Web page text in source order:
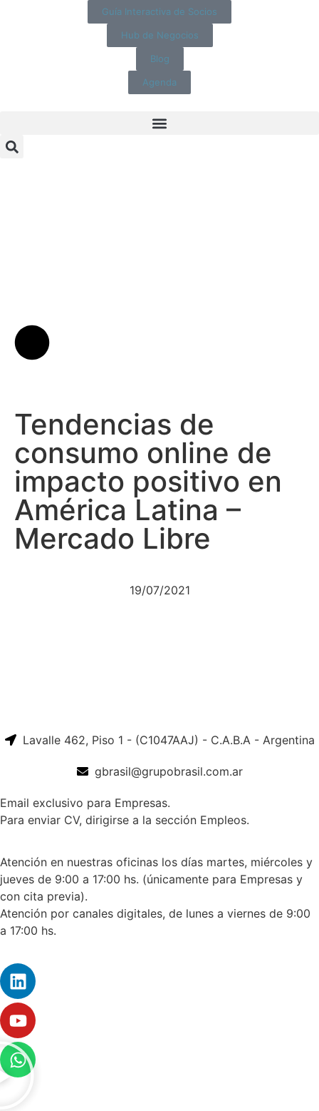
Guía Interactiva de Socios
Hub de Negocios
Blog
Agenda
Tendencias de
consumo online de
impacto positivo en
América Latina –
Mercado Libre
19/07/2021
Lavalle 462, Piso 1 - (C1047AAJ) - C.A.B.A - Argentina
gbrasil@grupobrasil.com.ar
Email exclusivo para Empresas.
Para enviar CV, dirigirse a la sección Empleos.
Atención en nuestras oficinas los días martes, miércoles y
jueves de 9:00 a 17:00 hs. (únicamente para Empresas y
con cita previa).
Atención por canales digitales, de lunes a viernes de 9:00
a 17:00 hs.